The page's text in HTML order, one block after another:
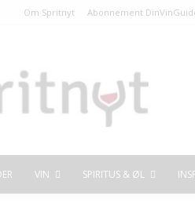
Om Spritnyt Abonnement
VIN SPIRITUS & ØL